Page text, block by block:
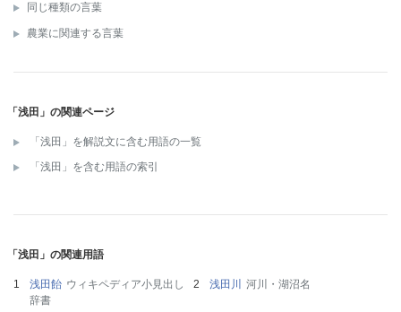
同じ種類の言葉
農業に関連する言葉
「浅田」の関連ページ
「浅田」を解説文に含む用語の一覧
「浅田」を含む用語の索引
「浅田」の関連用語
浅田飴 ウィキペディア小見出し
辞書
浅田川 河川・湖沼名